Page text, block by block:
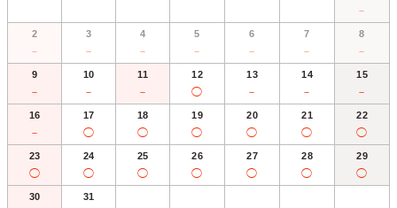
－
2
－
3
－
4
－
5
－
6
－
7
－
8
－
9
－
10
－
11
－
12
◯
13
－
14
－
15
－
16
－
17
◯
18
◯
19
◯
20
◯
21
◯
22
◯
23
◯
24
◯
25
◯
26
◯
27
◯
28
◯
29
◯
30 31